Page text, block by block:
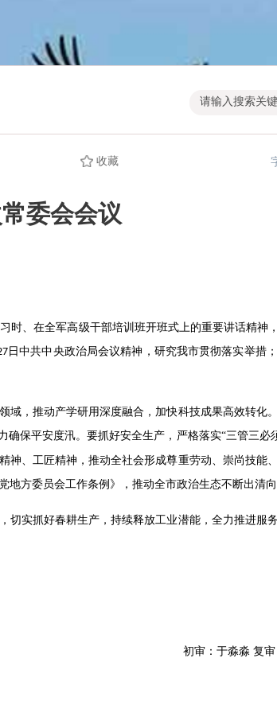
收藏
委会会议
时、在全军高级干部培训班开班式上的重要讲话精神
日中共中央政治局会议精神，研究我市贯彻落实举措
，推动产学研用深度融合，加快科技成果高效转化
保平安度汛。要抓好安全生产，严格落实“三管三必
、工匠精神，推动全社会形成尊重劳动、崇尚技能
方委员会工作条例》，推动全市政治生态不断出清向
实抓好春耕生产，持续释放工业潜能，全力推进服
初审：于淼淼 复